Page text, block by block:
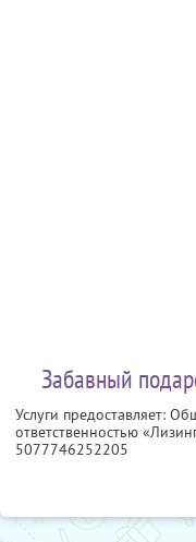
Забавный
Услуги предоставляет:
ответственностью
5077746252205